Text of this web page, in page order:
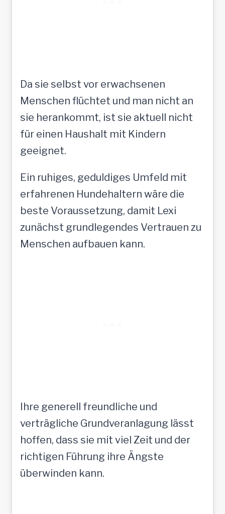
Da sie selbst vor erwachsenen
Menschen flüchtet und man nicht an
sie herankommt, ist sie aktuell nicht
für einen Haushalt mit Kindern
geeignet.
Ein ruhiges, geduldiges Umfeld mit
erfahrenen Hundehaltern wäre die
beste Voraussetzung, damit Lexi
zunächst grundlegendes Vertrauen zu
Menschen aufbauen kann.
Ihre generell freundliche und
verträgliche Grundveranlagung lässt
hoffen, dass sie mit viel Zeit und der
richtigen Führung ihre Ängste
überwinden kann.